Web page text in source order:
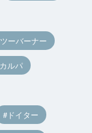
ーバーナー
ルパ
ドイター